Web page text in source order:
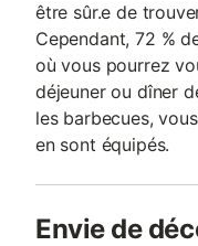
être sûr.e de
Cependant, 72 %
où vous pourrez
déjeuner ou dîner
les barbecues,
en sont équipés.
Envie de